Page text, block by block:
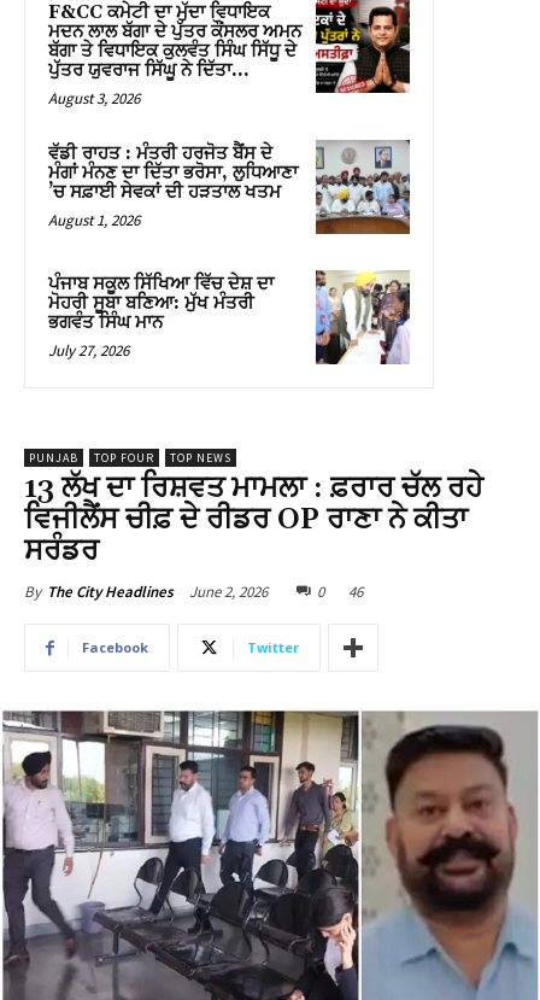
F&CC ਕਮੇਟੀ ਦਾ ਮੁੱਦਾ ਵਿਧਾਇਕ
ਮਦਨ ਲਾਲ ਬੱਗਾ ਦੇ ਪੁੱਤਰ ਕੌਂਸਲਰ ਅਮਨ
ਬੱਗਾ ਤੇ ਵਿਧਾਇਕ ਕੁਲਵੰਤ ਸਿੰਘ ਸਿੱਧੂ ਦੇ
ਪੁੱਤਰ ਯੁਵਰਾਜ ਸਿੱਘੂ ਨੇ ਦਿੱਤਾ...
August 3, 2026
ਵੱਡੀ ਰਾਹਤ : ਮੰਤਰੀ ਹਰਜੋਤ ਬੈਂਸ ਦੇ
ਮੰਗਾਂ ਮੰਨਣ ਦਾ ਦਿੱਤਾ ਭਰੋਸਾ, ਲੁਧਿਆਣਾ
’ਚ ਸਫ਼ਾਈ ਸੇਵਕਾਂ ਦੀ ਹੜਤਾਲ ਖਤਮ
August 1, 2026
ਪੰਜਾਬ ਸਕੂਲ ਸਿੱਖਿਆ ਵਿੱਚ ਦੇਸ਼ ਦਾ
ਮੋਹਰੀ ਸੂਬਾ ਬਣਿਆ: ਮੁੱਖ ਮੰਤਰੀ
ਭਗਵੰਤ ਸਿੰਘ ਮਾਨ
July 27, 2026